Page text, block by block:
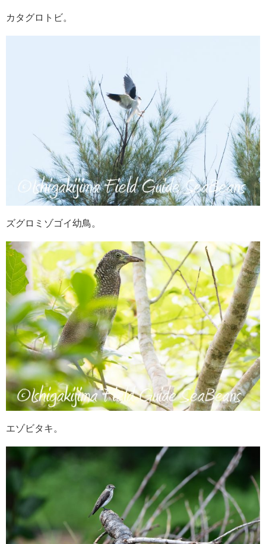
カタグロトビ。
ズグロミゾゴイ幼鳥。
エゾビタキ。